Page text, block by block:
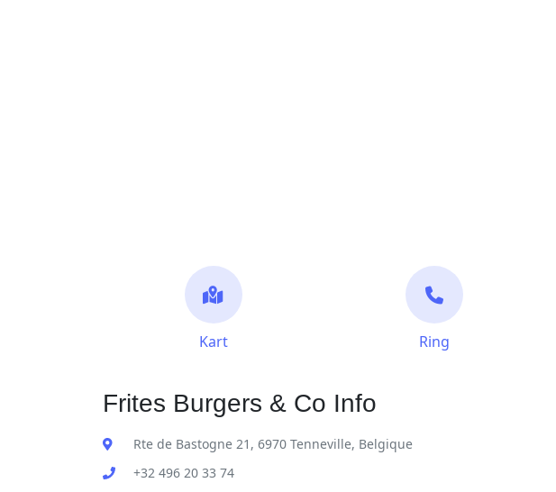
Kart Ring
Frites Burgers & Co Info
Rte de Bastogne 21, 6970 Tenneville, Belgique
+32 496 20 33 74